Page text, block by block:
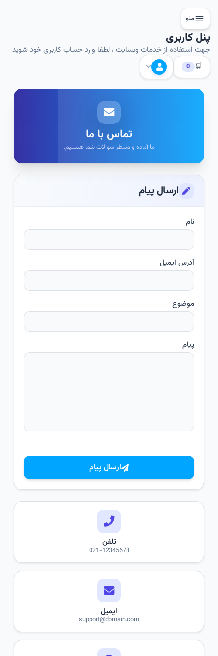
منو
پنل کاربری
جهت استفاده از خدمات وبسایت ، لطفا وارد حساب کاربری خود شوید
🛒
0
تماس با ما
ما آماده و منتظر سوالات شما هستیم.
ارسال پیام
نام
آدرس ایمیل
موضوع
پیام
ارسال پیام
تلفن
021-12345678
ایمیل
support@domain.com